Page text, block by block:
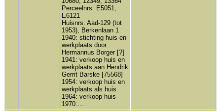
Perceelnrs: E5051,
E6121
Huisnrs: Aad-129 (tot
1953), Berkenlaan 1
1940: stichting huis en
werkplaats door
Hermannus Borger [?]
1941: verkoop huis en
werkplaats aan Hendrik
Gerrit Barske [75568]
1954: verkoop huis en
werkplaats als huis
1964: verkoop huis
1970:…